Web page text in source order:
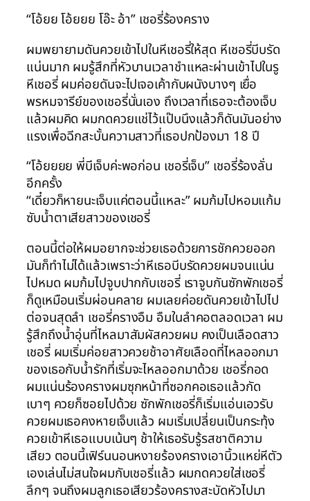
“โอ้ยย โอ้ยยย โอ๊ะ อ้า” เชอรี่ร้องคราง
ผมพยายามดันควยเข้าไปในหีเชอรี่ให้สุด หีเชอรี่บีบรัด
แน่นมาก ผมรู้สึกที่หัวบานเวลาชำแหละผ่านเข้าไปในรู
หีเชอรี่ ผมค่อยดันจะไปเจอเค้ากับผนังบางๆ เยื่อ
พรหมจารีย์ของเชอรี่นั่นเอง ถึงเวลาที่เธอจะต้องเจ็บ
แล้วผมคิด ผมกดควยแช่ไว้แป๊บนึงแล้วก็ดันมันอย่าง
แรงเพื่อฉีกสะบั้นความสาวที่เธอปกป้องมา 18 ปี
“โอ้ยยยย พี่บีเจ็บค่ะพอก่อน เชอรี่เจ็บ” เชอรี่ร้องลั่น
อีกครั้ง
“เดี๋ยวก็หายนะเจ็บแค่ตอนนี้แหละ” ผมก้มไปหอมแก้ม
ซับน้ำตาเสียสาวของเชอรี่
ตอนนี้ต่อให้ผมอยากจะช่วยเธอด้วยการชักควยออก
มันก็ทำไม่ได้แล้วเพราะว่าหีเธอบีบรัดควยผมจนแน่น
ไปหมด ผมก้มไปจูบปากกับเชอรี่ เราจูบกันซักพักเชอรี่
ก็ดูเหมือนเริ่มผ่อนคลาย ผมเลยค่อยดันควยเข้าไปไป
ต่อจนสุดลำ เชอรี่ครางอืม อืมในลำคอตลอดเวลา ผม
รู้สึกถึงน้ำอุ่นที่ไหลมาสัมผัสควยผม คงเป็นเลือดสาว
เชอรี่ ผมเริ่มค่อยสาวควยช้าอาศัยเลือดที่ไหลออกมา
ของเธอกับน้ำรักที่เริ่มจะไหลออกมาด้วย เชอรี่กอด
ผมแน่นร้องครางผมซุกหน้าที่ซอกคอเธอแล้วกัด
เบาๆ ควยก็ซอยไปด้วย ซักพักเชอรี่ก็เริ่มแอ่นเอวรับ
ควยผมเธอคงหายเจ็บแล้ว ผมเริ่มเปลี่ยนเป็นกระทุ้ง
ควยเข้าหีเธอแบบเน้นๆ ช้าให้เธอรับรู้รสชาติความ
เสียว ตอนนี้เฟิร์นนอนหงายร้องครางเอานิ้วแหย่หีตัว
เองเล่นไม่สนใจผมกับเชอรี่แล้ว ผมกดควยใส่เชอรี่
ลึกๆ จนถึงผมลูกเธอเสียวร้องครางสะบัดหัวไปมา